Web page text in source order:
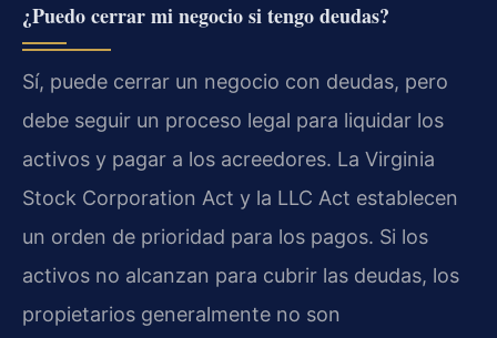
¿Puedo cerrar mi negocio si tengo deudas?
Sí, puede cerrar un negocio con deudas, pero
debe seguir un proceso legal para liquidar los
activos y pagar a los acreedores. La Virginia
Stock Corporation Act y la LLC Act establecen
un orden de prioridad para los pagos. Si los
activos no alcanzan para cubrir las deudas, los
propietarios generalmente no son